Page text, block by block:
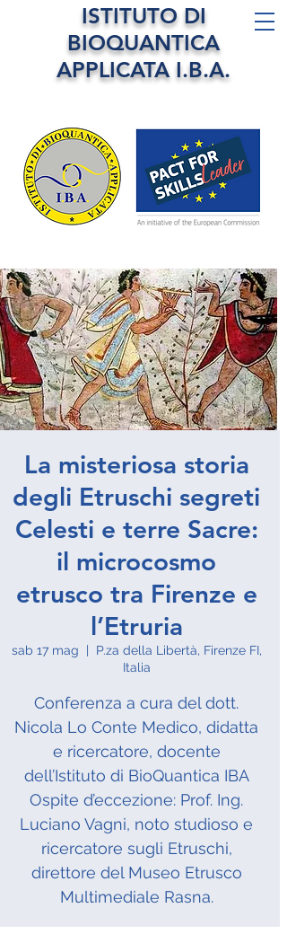
ISTITUTO DI
BIOQUANTICA
APPLICATA I.B.A.
La misteriosa storia
degli Etruschi segreti
Celesti e terre Sacre:
il microcosmo
etrusco tra Firenze e
l’Etruria
sab 17 mag
  |
P.za della Libertà, Firenze FI,
Italia
Conferenza a cura del dott.
Nicola Lo Conte Medico, didatta
e ricercatore, docente
dell’Istituto di BioQuantica IBA
Ospite d’eccezione: Prof. Ing.
Luciano Vagni, noto studioso e
ricercatore sugli Etruschi,
direttore del Museo Etrusco
Multimediale Rasna.